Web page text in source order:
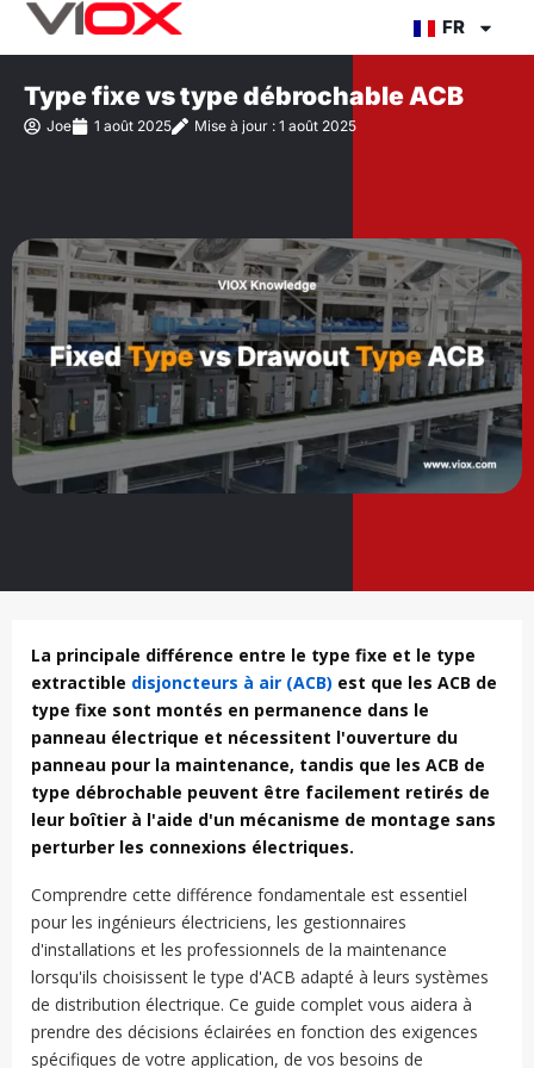
Aller
FR
Type fixe vs type débrochable ACB
Joe 1 août 2025 Mise à jour : 1 août 2025
La principale différence entre le type fixe et le type
extractible disjoncteurs à air (ACB) est que les ACB de
type fixe sont montés en permanence dans le
panneau électrique et nécessitent l'ouverture du
panneau pour la maintenance, tandis que les ACB de
type débrochable peuvent être facilement retirés de
leur boîtier à l'aide d'un mécanisme de montage sans
perturber les connexions électriques.
Comprendre cette différence fondamentale est essentiel
pour les ingénieurs électriciens, les gestionnaires
d'installations et les professionnels de la maintenance
lorsqu'ils choisissent le type d'ACB adapté à leurs systèmes
de distribution électrique. Ce guide complet vous aidera à
prendre des décisions éclairées en fonction des exigences
spécifiques de votre application, de vos besoins de